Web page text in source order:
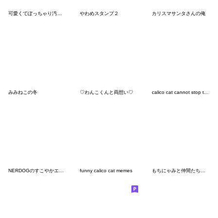
可愛くてぽっちゃり汚れ子犬 やわめスタンプ２ カリスマサンタさんの俺
みみねこの冬 ♡わんこくんと両想い♡ calico cat cannot stop the loneliness
funny calico cat memes